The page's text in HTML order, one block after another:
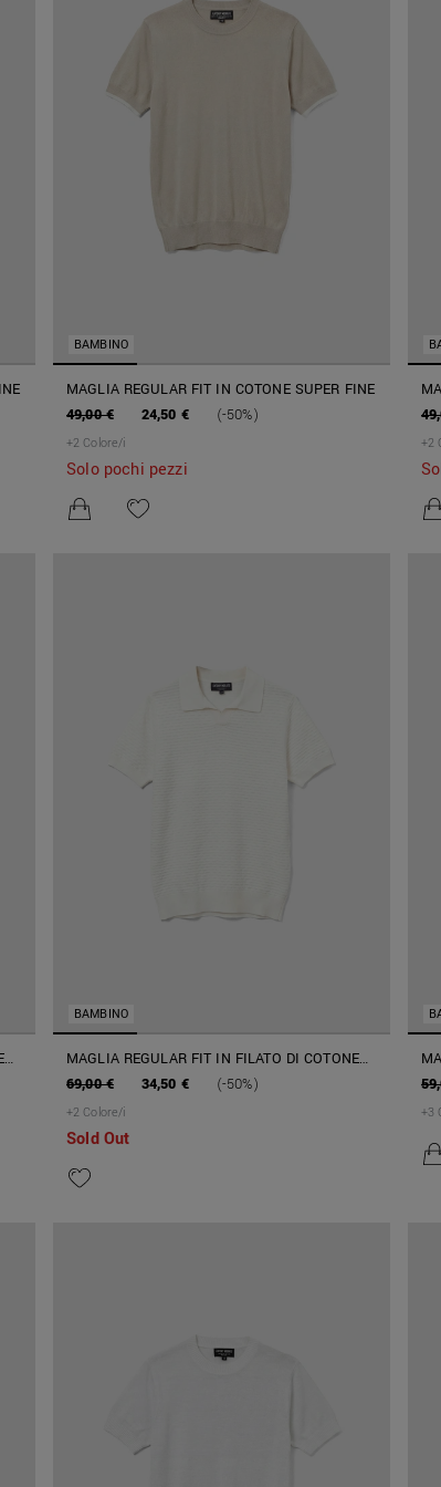
BAMBINO
MAGLIA REGULAR FIT IN COTONE SUPER FINE
49,00 €
24,50 € (-50%)
+2 Colore/i
Solo pochi pezzi
+2
BAMBINO
MAGLIA REGULAR FIT IN FILATO DI COTONE
SOFT
69,00 € 34,50 € (-50%)
+2 Colore/i
Sold Out
+3